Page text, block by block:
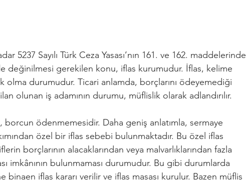
5237 Sayılı Türk Ceza Yasası’nın 161. ve 162. maddelerinde
değinilmesi gerekilen konu, iflas kurumudur. İflas, kelime
olma durumudur. Ticari anlamda, borçlarını ödeyemediği
olunan iş adamının durumu, müflislik olarak adlandırılır.
borcun ödenmemesidir. Daha geniş anlatımla, sermaye
özel bir iflas sebebi bulunmaktadır. Bu özel iflas
borçlarının alacaklarından veya malvarlıklarından fazla
imkânının bulunmaması durumudur. Bu gibi durumlarda
iflas kararı verilir ve iflas masası kurulur. Bazen müflis